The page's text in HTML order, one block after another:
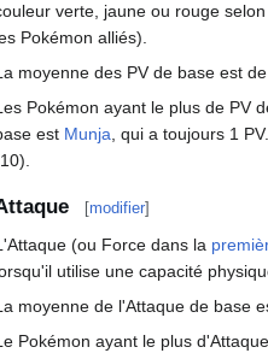
verte, jaune ou rouge
Pokémon alliés).
moyenne des PV de base est
Pokémon ayant le plus de PV
est Munja , qui a toujours 1
[modifier]
(ou Force dans la
utilise une capacité
moyenne de l'Attaque de base
Pokémon ayant le plus